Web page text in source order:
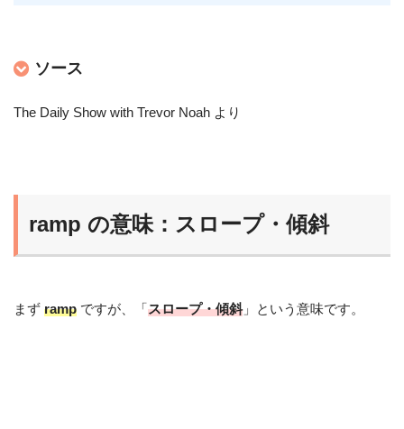
ソース
The Daily Show with Trevor Noah より
ramp の意味：スロープ・傾斜
まず ramp ですが、「スロープ・傾斜」という意味です。